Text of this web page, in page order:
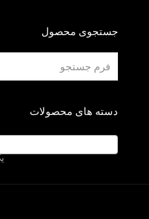
جستجوی محصول
دسته های محصولات